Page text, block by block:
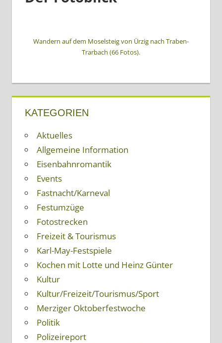
Wandern auf dem Moselsteig von Ürzig nach Traben-
Trarbach (66 Fotos).
KATEGORIEN
Aktuelles
Allgemeine Information
Eisenbahnromantik
Events
Fastnacht/Karneval
Festumzüge
Fotostrecken
Freizeit & Tourismus
Karl-May-Festspiele
Kochen mit Lotte und Heinz Günter
Kultur
Kultur/Freizeit/Tourismus/Sport
Merziger Oktoberfestwoche
Politik
Polizeireport